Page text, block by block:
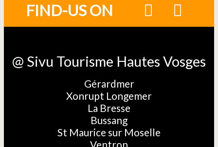
FIND-US ON
@ Sivu Tourisme Hautes Vosges
Gérardmer
Xonrupt Longemer
La Bresse
Bussang
St Maurice sur Moselle
Ventron